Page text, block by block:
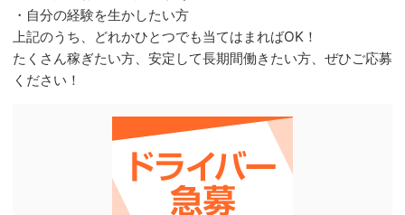
・自分の経験を生かしたい方
上記のうち、どれかひとつでも当てはまればOK！
たくさん稼ぎたい方、安定して長期間働きたい方、ぜひご応募
ください！